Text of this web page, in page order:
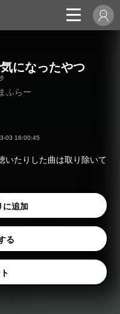
になったやつ
ふらー
03 16:00:45
いたりした曲は取り除いて
る